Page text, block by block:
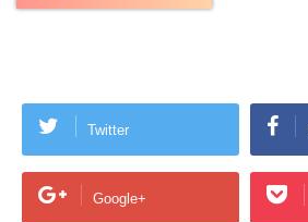
Twitter
Google+